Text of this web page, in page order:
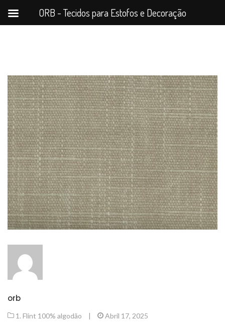
orb
1. Flint 100% algodão | Abril 17, 2025
ORB - Tecidos para Estofos e Decoração